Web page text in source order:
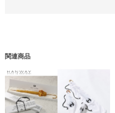
関連商品